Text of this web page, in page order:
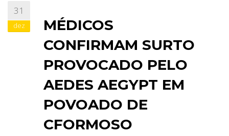
31
dez
MÉDICOS
CONFIRMAM SURTO
PROVOCADO PELO
AEDES AEGYPT EM
POVOADO DE
CFORMOSO